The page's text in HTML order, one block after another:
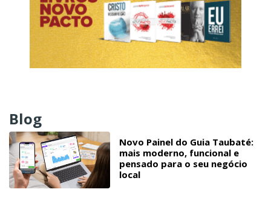
Blog
Novo Painel do Guia Taubaté:
mais moderno, funcional e
pensado para o seu negócio
local